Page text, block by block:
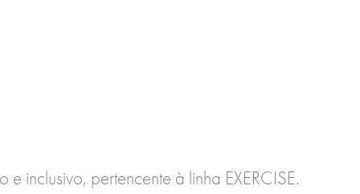
inclusivo, pertencente à linha EXERCISE.